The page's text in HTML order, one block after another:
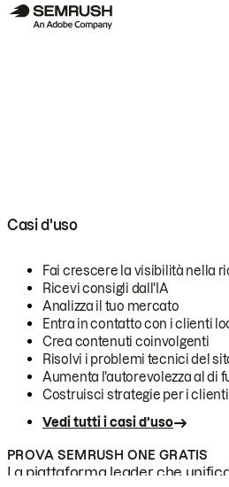
Casi d'uso
Fai crescere la visibilità nella
Ricevi consigli dall'IA
Analizza il tuo mercato
Entra in contatto con i clienti
Crea contenuti coinvolgenti
Risolvi i problemi tecnici del
Aumenta l'autorevolezza al di
Costruisci strategie per i clienti
Vedi tutti i casi d'uso
PROVA SEMRUSH ONE GRATIS
La piattaforma leader che